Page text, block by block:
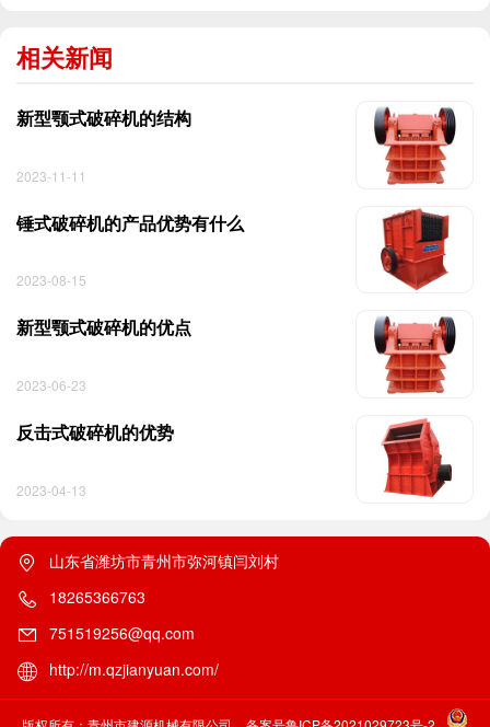
相关新闻
新型颚式破碎机的结构
2023-11-11
锤式破碎机的产品优势有什么
2023-08-15
新型颚式破碎机的优点
2023-06-23
反击式破碎机的优势
2023-04-13
山东省潍坊市青州市弥河镇闫刘村
18265366763
751519256@qq.com
http://m.qzjianyuan.com/